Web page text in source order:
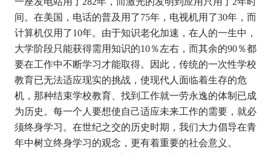
间。在美国，电话的普及用了75年，电视机用了30年，而
计算机仅用了10年。由于知识老化加速，在人的一生中，
大学阶段只能获得需用知识的10％左右，而其余的90％都
要在工作中不断学习才能取得。因此，传统的一次性学校
教育已无法适应现实的挑战，使现代人面临着生存的危
机，那种结束学校教育、找到工作就一劳永逸的体制已成
为历史。每一个人要想使自己适应未来工作的需要，就必
须终身学习。在世纪之交的历史时期，我们大力倡导在青
年中树立终身学习的观念，更有着重要的社会意义。